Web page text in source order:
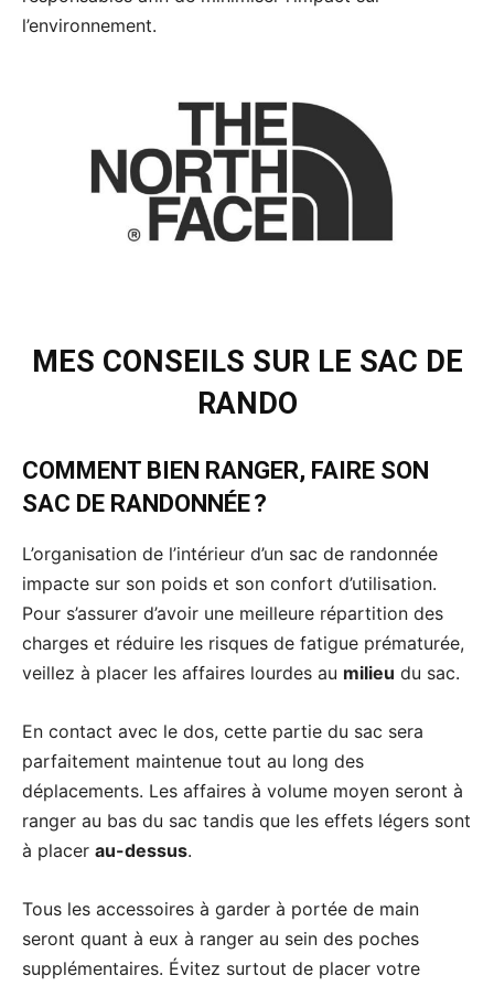
l’environnement.
MES CONSEILS SUR LE SAC DE
RANDO
COMMENT BIEN RANGER, FAIRE SON
SAC DE RANDONNÉE ?
L’organisation de l’intérieur d’un sac de randonnée
impacte sur son poids et son confort d’utilisation.
Pour s’assurer d’avoir une meilleure répartition des
charges et réduire les risques de fatigue prématurée,
veillez à placer les affaires lourdes au milieu du sac.
En contact avec le dos, cette partie du sac sera
parfaitement maintenue tout au long des
déplacements. Les affaires à volume moyen seront à
ranger au bas du sac tandis que les effets légers sont
à placer au-dessus.
Tous les accessoires à garder à portée de main
seront quant à eux à ranger au sein des poches
supplémentaires. Évitez surtout de placer votre